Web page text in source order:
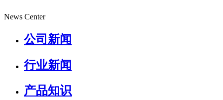
News Center
公司新闻
行业新闻
产品知识